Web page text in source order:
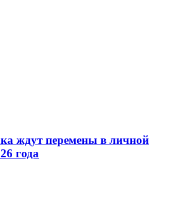
ждут перемены в личной
года